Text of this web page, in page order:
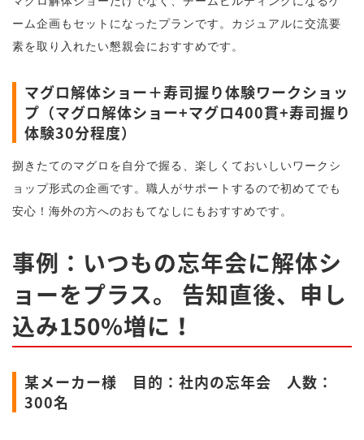
ーム企画もセットになったプランです。カジュアルに交流要
素を取り入れたい懇親会におすすめです。
マグロ解体ショー＋寿司握り体験ワークショッ
プ（マグロ解体ショー+マグロ400貫+寿司握り
体験30分程度）
捌きたてのマグロを自分で握る、楽しくておいしいワークシ
ョップ形式の企画です。職人がサポートするので初めてでも
安心！海外の方へのおもてなしにもおすすめです。
事例：いつもの忘年会に解体シ
ョーをプラス。 告知直後、申し
込み150%増に！
某メーカー様 目的：社内の忘年会 人数：
300名